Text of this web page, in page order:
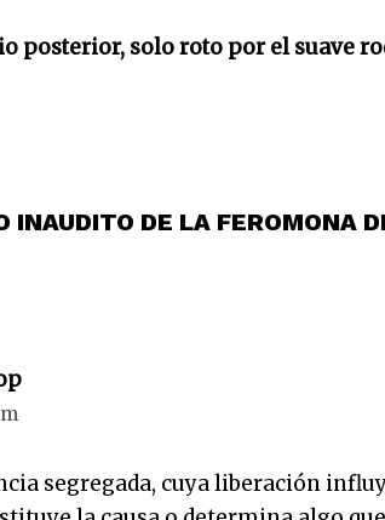
posterior, solo roto por el suave
DE LA FEROMONA
segregada, cuya liberación